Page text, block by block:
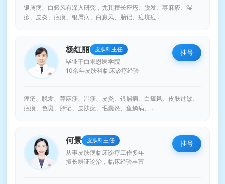
银屑病、白癜风有深入研究，尤其擅长痤疮、脱发、荨麻疹、湿
疹、皮炎、疤痕、银屑病、白癜风、胎记、痘坑痘...
杨红丽 皮肤科主任
毕业于白求恩医学院
10余年皮肤科临床诊疗经验
挂号
痤疮、脱发、荨麻疹、湿疹、皮炎、银屑病、白癜风、皮肤过敏、
疤痕、色斑、胎记、皮肤疣、毛囊炎、鱼鳞病、...
何景 皮肤科主任
从事皮肤病临床诊疗工作多年
擅长辨证论治，临床经验丰富
挂号